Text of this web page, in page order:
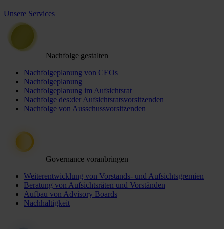
Unsere Services
Nachfolge gestalten
Nachfolgeplanung von CEOs
Nachfolgeplanung
Nachfolgeplanung im Aufsichtsrat
Nachfolge des:der Aufsichtsratsvorsitzenden
Nachfolge von Ausschussvorsitzenden
Governance voranbringen
Weiterentwicklung von Vorstands- und Aufsichtsgremien
Beratung von Aufsichtsräten und Vorständen
Aufbau von Advisory Boards
Nachhaltigkeit